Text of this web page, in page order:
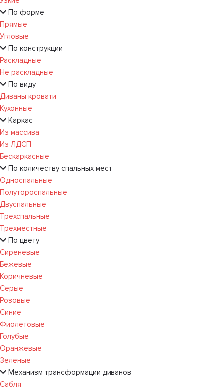
По форме
Прямые
Угловые
По конструкции
Раскладные
Не раскладные
По виду
Диваны кровати
Кухонные
Каркас
Из массива
Из ЛДСП
Бескаркасные
По количеству спальных мест
Односпальные
Полутороспальные
Двуспальные
Трехспальные
Трехместные
По цвету
Сиреневые
Бежевые
Коричневые
Серые
Розовые
Синие
Фиолетовые
Голубые
Оранжевые
Зеленые
Механизм трансформации диванов
Сабля